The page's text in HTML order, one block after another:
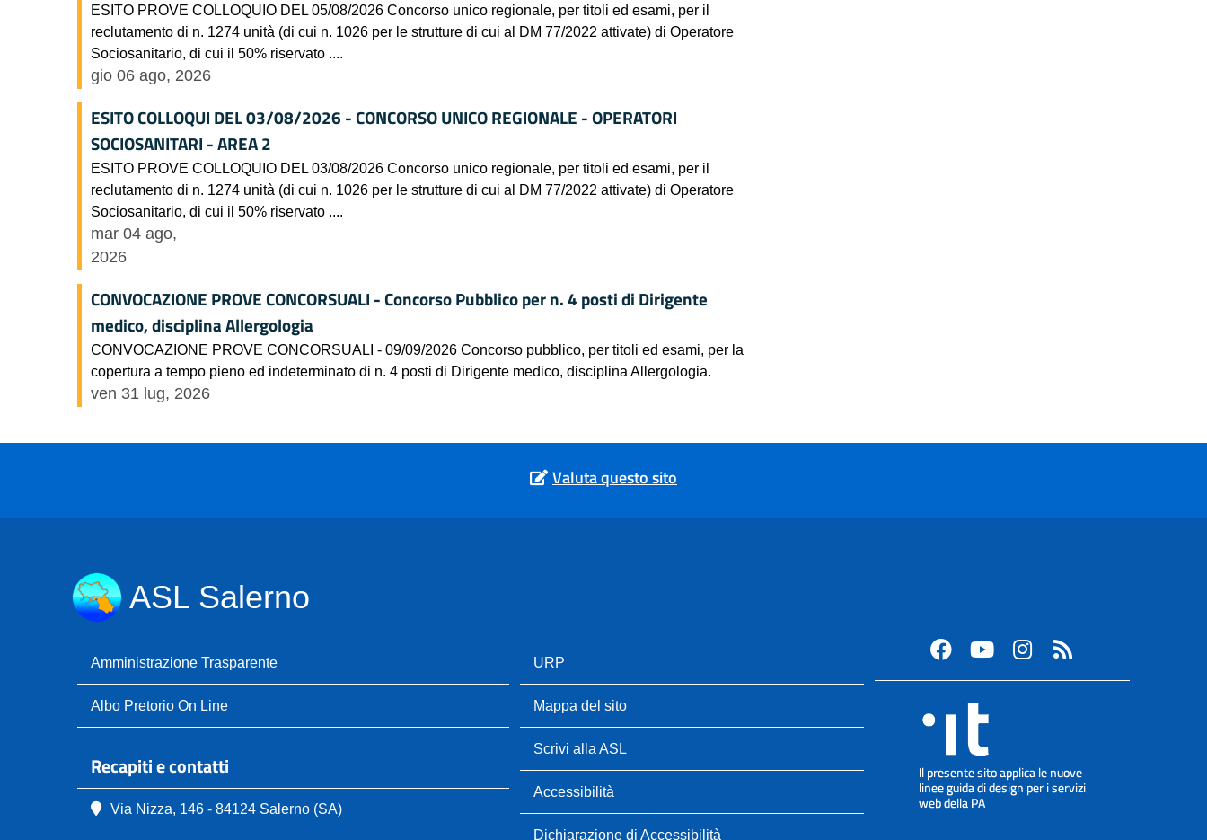
ESITO PROVE COLLOQUIO DEL 05/08/2026 Concorso unico regionale, per titoli ed esami, per il
reclutamento di n. 1274 unità (di cui n. 1026 per le strutture di cui al DM 77/2022 attivate) di Operatore
Sociosanitario, di cui il 50% riservato ....
gio 06 ago, 2026
ESITO COLLOQUI DEL 03/08/2026 - CONCORSO UNICO REGIONALE - OPERATORI
SOCIOSANITARI - AREA 2
ESITO PROVE COLLOQUIO DEL 03/08/2026 Concorso unico regionale, per titoli ed esami, per il
reclutamento di n. 1274 unità (di cui n. 1026 per le strutture di cui al DM 77/2022 attivate) di Operatore
Sociosanitario, di cui il 50% riservato ....
mar 04 ago,
2026
CONVOCAZIONE PROVE CONCORSUALI - Concorso Pubblico per n. 4 posti di Dirigente
medico, disciplina Allergologia
CONVOCAZIONE PROVE CONCORSUALI - 09/09/2026 Concorso pubblico, per titoli ed esami, per la
copertura a tempo pieno ed indeterminato di n. 4 posti di Dirigente medico, disciplina Allergologia.
ven 31 lug, 2026
Valuta questo sito
ASL Salerno
Amministrazione Trasparente
Albo Pretorio On Line
Recapiti e contatti
Via Nizza, 146 - 84124 Salerno (SA)
URP
Mappa del sito
Scrivi alla ASL
Accessibilità
Dichiarazione di Accessibilità